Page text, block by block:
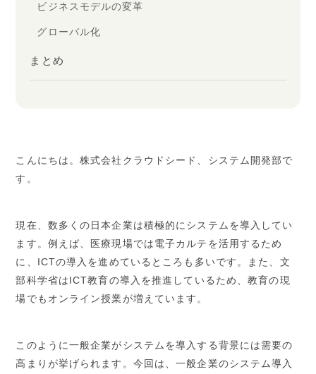
ビジネスモデルの変革
グローバル化
まとめ
こんにちは。株式会社クラウドシード、システム開発部で
す。
現在、数多くの日本企業は積極的にシステムを導入してい
ます。例えば、医療現場では電子カルテを活用するため
に、ICTの導入を進めているところも多いです。また、文
部科学省はICT教育の導入を推進しているため、教育の現
場でもオンライン授業が増えています。
このように一般企業がシステムを導入する背景には需要の
高まりが挙げられます。今回は、一般企業のシステム導入